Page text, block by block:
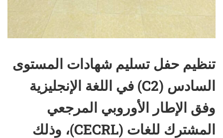
تنظيم حفل تسليم شهادات المستوى
السادس (C2) في اللغة الإنجليزية
وفق الإطار الأوروبي المرجعي
المشترك للغات (CECRL)، وذلك